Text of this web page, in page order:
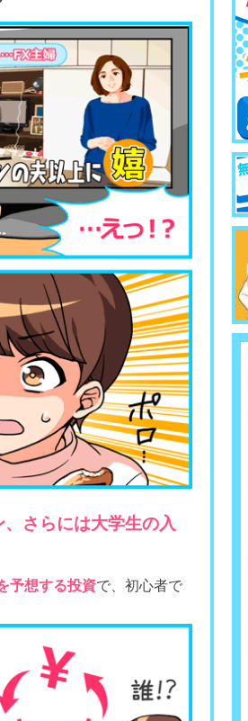
さらには大学生の入
予想する投資で、初心者で